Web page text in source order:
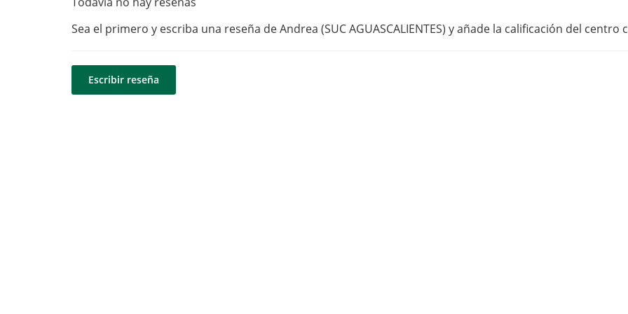
Sea el primero y escriba una reseña de Andrea (SUC AGUASCALIENTES) y añade la calificación del centro
Escribir reseña